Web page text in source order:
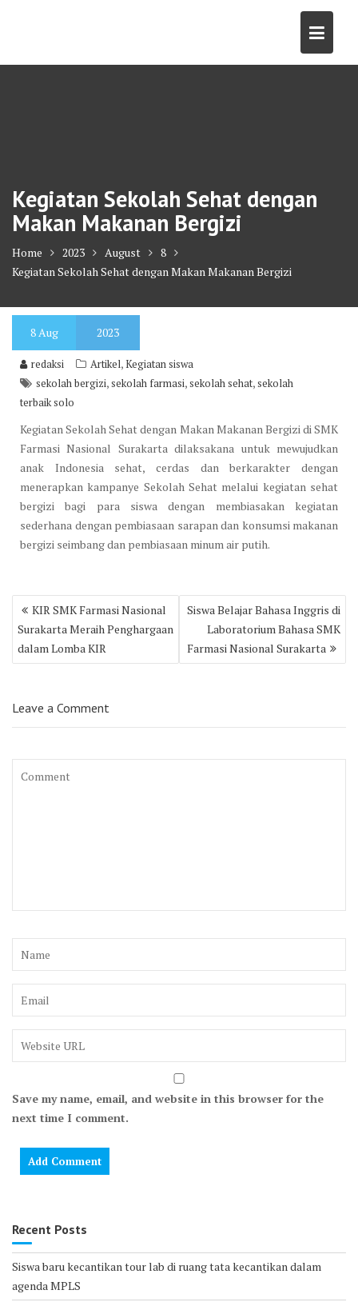
Kegiatan Sekolah Sehat dengan
Makan Makanan Bergizi
Home 2023 August
8
Kegiatan Sekolah Sehat dengan Makan Makanan Bergizi
8Aug 2023
redaksi Artikel,Kegiatan siswa
sekolah bergizi,sekolah farmasi,sekolah sehat,sekolah
terbaik solo
Kegiatan Sekolah Sehat dengan Makan Makanan Bergizi di SMK
Farmasi Nasional Surakarta dilaksakana untuk mewujudkan
anak Indonesia sehat, cerdas dan berkarakter dengan
menerapkan kampanye Sekolah Sehat melalui kegiatan sehat
bergizi bagi para siswa dengan membiasakan kegiatan
sederhana dengan pembiasaan sarapan dan konsumsi makanan
bergizi seimbang dan pembiasaan minum air putih.
Post
navigation
KIR SMK Farmasi Nasional
Surakarta Meraih Penghargaan
dalam Lomba KIR
Siswa Belajar Bahasa Inggris di
Laboratorium Bahasa SMK
Farmasi Nasional Surakarta
Leave a Comment
Save my name, email, and website in this browser for the
next time I comment.
Recent Posts
Siswa baru kecantikan tour lab di ruang tata kecantikan dalam
agenda MPLS